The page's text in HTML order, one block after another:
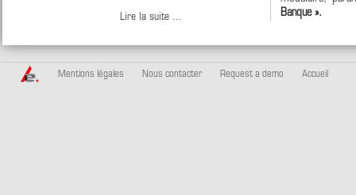
Lire la suite ...
Banque ».
Mentions légales Nous contacter Request a demo Accueil